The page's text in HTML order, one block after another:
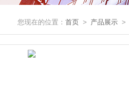
您现在的位置： 首页 > 产品展示 >